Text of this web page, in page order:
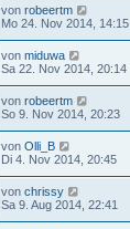
von robeertm
Mo 24. Nov 2014, 14:15
von miduwa
Sa 22. Nov 2014, 20:14
von robeertm
So 9. Nov 2014, 20:23
von Olli_B
Di 4. Nov 2014, 20:45
von chrissy
Sa 9. Aug 2014, 22:41